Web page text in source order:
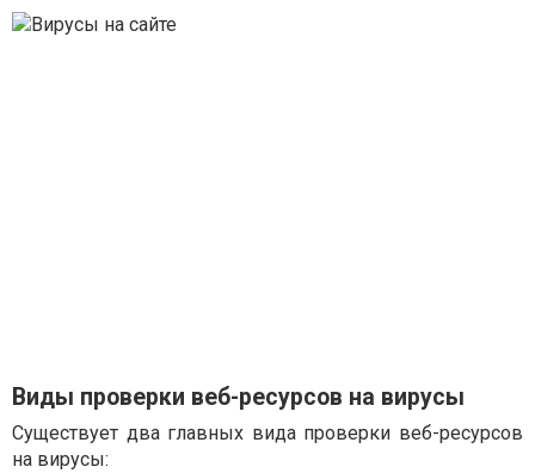
Виды проверки веб-ресурсов на вирусы
Существует два главных вида проверки веб-ресурсов
на вирусы: